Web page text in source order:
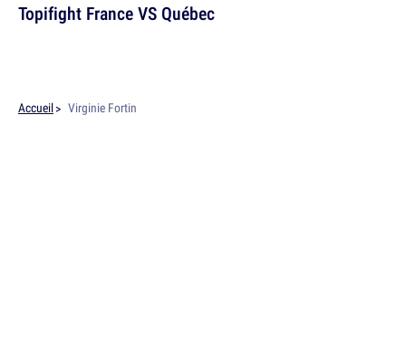
Topifight France VS Québec
Accueil Virginie Fortin